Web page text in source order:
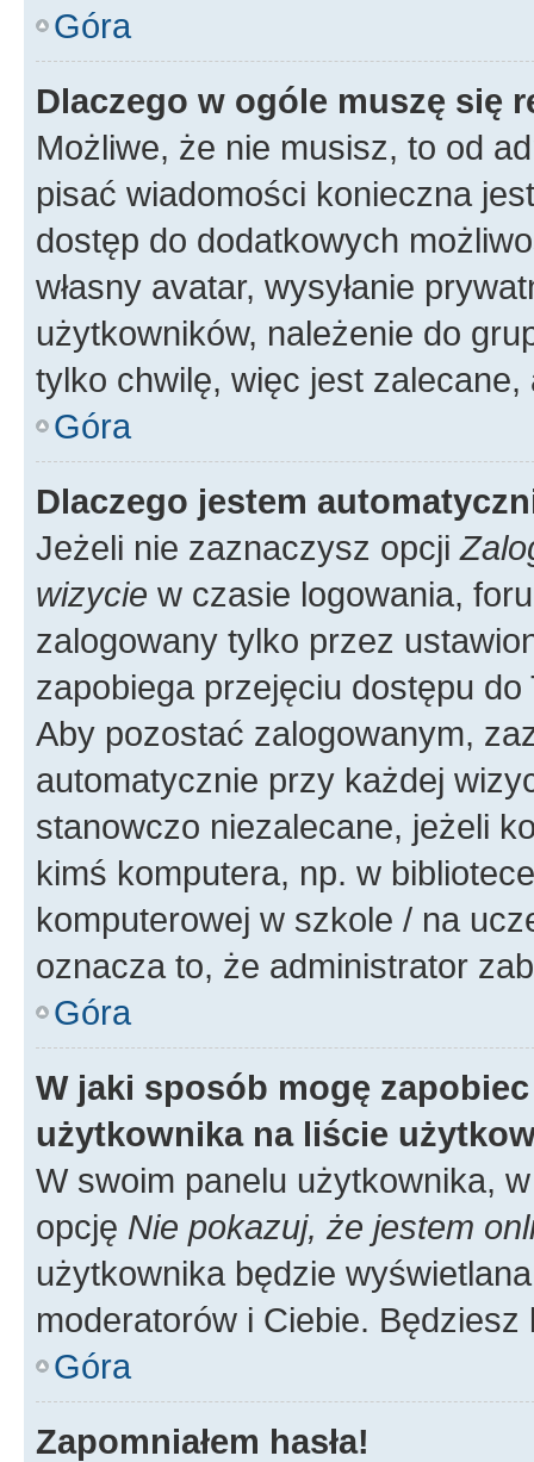
Góra
Dlaczego w ogóle muszę się
Możliwe, że nie musisz, to od
pisać wiadomości konieczna
dostęp do dodatkowych
własny avatar, wysyłanie
użytkowników, należenie do
tylko chwilę, więc jest zalecane,
Góra
Dlaczego jestem
Jeżeli nie zaznaczysz opcji
wizycie w czasie logowania,
zalogowany tylko przez
zapobiega przejęciu dostępu
Aby pozostać zalogowanym,
automatycznie przy każdej
stanowczo niezalecane, jeżeli
kimś komputera, np. w
komputerowej w szkole / na
oznacza to, że administrator
Góra
W jaki sposób mogę
użytkownika na liście
W swoim panelu użytkownika,
opcję Nie pokazuj, że jestem
użytkownika będzie
moderatorów i Ciebie.
Góra
Zapomniałem hasła!